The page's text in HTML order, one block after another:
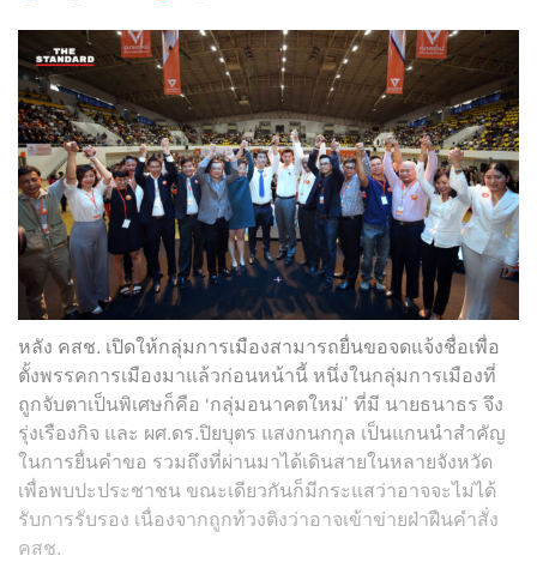
หลัง คสช. เปิดให้กลุ่มการเมืองสามารถยื่นขอจดแจ้งชื่อเพื่อ
ตั้งพรรคการเมืองมาแล้วก่อนหน้านี้ หนึ่งในกลุ่มการเมืองที่
ถูกจับตาเป็นพิเศษก็คือ ‘กลุ่มอนาคตใหม่’ ที่มี นายธนาธร จึง
รุ่งเรืองกิจ และ ผศ.ดร.ปิยบุตร แสงกนกกุล เป็นแกนนำสำคัญ
ในการยื่นคำขอ รวมถึงที่ผ่านมาได้เดินสายในหลายจังหวัด
เพื่อพบปะประชาชน ขณะเดียวกันก็มีกระแสว่าอาจจะไม่ได้
รับการรับรอง เนื่องจากถูกท้วงติงว่าอาจเข้าข่ายฝ่าฝืนคำสั่ง
คสช.